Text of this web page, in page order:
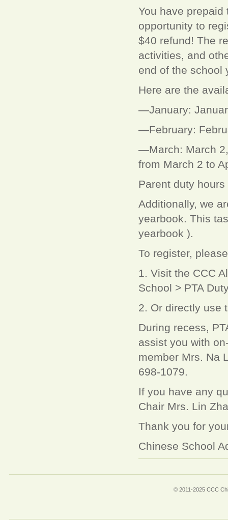
You have prepaid
opportunity to
$40 refund! The
activities, and
end of the school
Here are the
—January:
—February:
—March: March
from March 2 to
Parent duty
Additionally, we
yearbook. This
yearbook ).
To register,
1. Visit the CCC
School > PTA
2. Or directly use
During recess,
assist you with
member Mrs. Na
698-1079.
If you have any
Chair Mrs. Lin
Thank you for
Chinese School
© 2011-2025 CCC